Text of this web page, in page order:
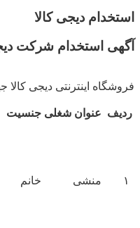
استخدام دیجی کالا
آگهی استخدام شرکت
فروشگاه اینترنتی دیجی
ردیف عنوان شغلی جنسیت
منشی خانم